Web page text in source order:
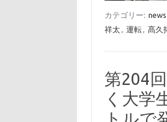
カテゴリー: news
祥太, 運転, 髙久
第204
く大学
トルで